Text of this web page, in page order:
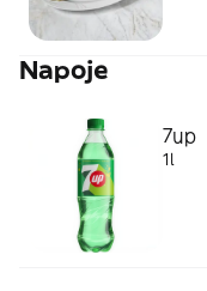
Napoje
7up
1l